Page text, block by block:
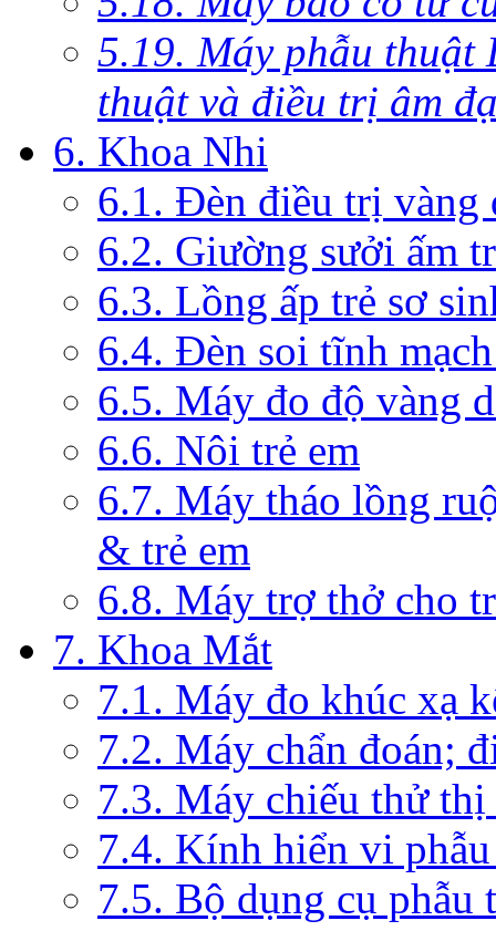
5.19. Máy phẫu thuật
thuật và điều trị âm
6. Khoa Nhi
6.1. Đèn điều trị vàng
6.2. Giường sưởi ấm
6.3. Lồng ấp trẻ sơ
6.4. Đèn soi tĩnh
6.5. Máy đo độ vàng
6.6. Nôi trẻ em
6.7. Máy tháo lồng
& trẻ em
6.8. Máy trợ thở cho
7. Khoa Mắt
7.1. Máy đo khúc xạ
7.2. Máy chẩn đoán;
7.3. Máy chiếu thử
7.4. Kính hiển vi
7.5. Bộ dụng cụ phẫu